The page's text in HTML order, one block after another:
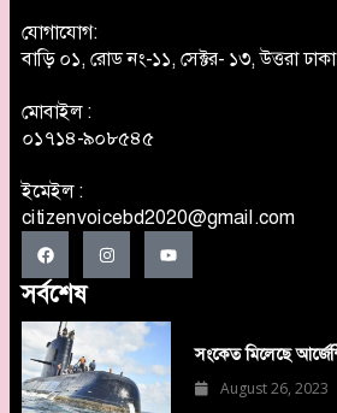
যোগাযোগ:
বাড়ি ০১, রোড নং-১১, সেক্টর- ১৩, উত্তরা
মোবাইল :
০১৭১৪-৯০৮৫৪৫
ইমেইল :
citizenvoicebd2020@gmail.com
সর্বশেষ
সংকেত মিলেছে
August 26, 2023